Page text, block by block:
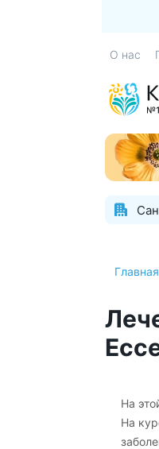
О нас
Главная
На
На